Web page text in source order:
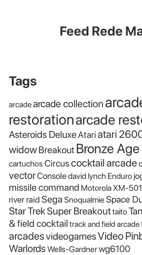
Feed Rede
Tags
arcadearcade collection
restorationarcade
Asteroids DeluxeAtariatari
widowBreakoutBronze
cartuchosCircuscocktail arcade
vectorConsoledavid lynch Enduro
missile command Motorola XM-501
river raidSega Snoqualmie Space
Star TrekSuper Breakouttaito
& field cocktail track and field arcade
arcadesvideogamesVideo
Warlords Wells-Gardnerwg6100